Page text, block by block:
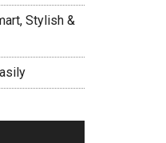
Stylish &